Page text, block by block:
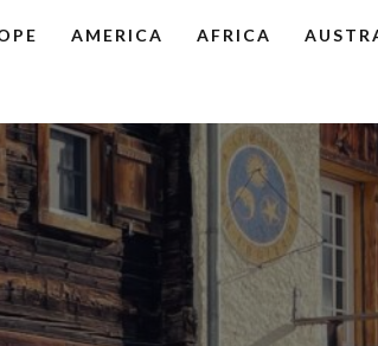
AMERICA AFRICA